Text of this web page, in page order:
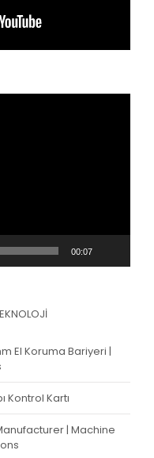
00:07
El Koruma Bariyeri |
Kontrol Kartı
| Machine